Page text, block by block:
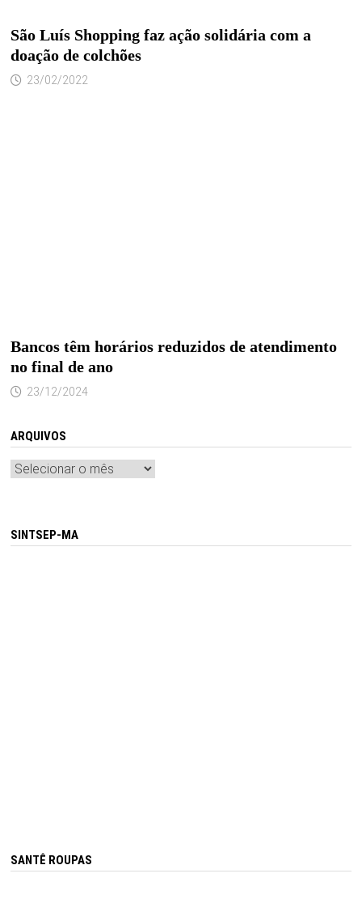
São Luís Shopping faz ação solidária com a
doação de colchões
23/02/2022
Bancos têm horários reduzidos de atendimento
no final de ano
23/12/2024
ARQUIVOS
Arquivos
SINTSEP-MA
SANTÊ ROUPAS